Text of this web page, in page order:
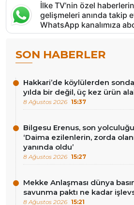
İlke TV’nin özel
gelişmeleri anında takip
WhatsApp kanalımıza
SON HABERLER
Hakkari’de köylülerden
yılda bir değil, üç kez ürün
8 Ağustos 2026 15:37
Bilgesu Erenus, son
‘Daima ezilenlerin, zorda
yanında oldu’
8 Ağustos 2026 15:27
Mekke Anlaşması dünya
savunma paktı ne kadar
8 Ağustos 2026 15:21